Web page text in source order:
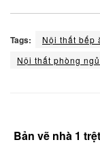
Tags: Nội thất bếp
Nội thất phòng ngủ
Bản vẽ nhà 1